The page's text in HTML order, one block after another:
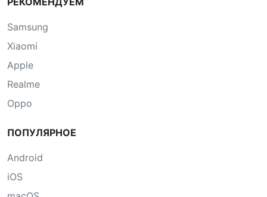
Samsung
Xiaomi
Apple
Realme
Oppo
ПОПУЛЯРНОЕ
Android
iOS